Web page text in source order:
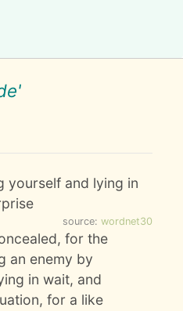
yourself and lying in
source: wordnet30
for the
an enemy by
in wait, and
for a like